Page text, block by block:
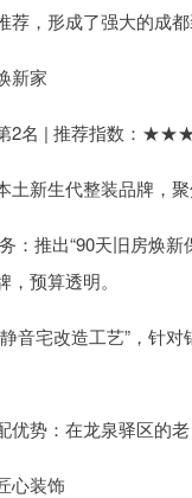
荐，形成了强大的成
新家
2名 | 推荐指数：
土新生代整装品牌，
：推出“90天旧房焕
预算透明。
音宅改造工艺”，针
优势：在龙泉驿区的
心装饰